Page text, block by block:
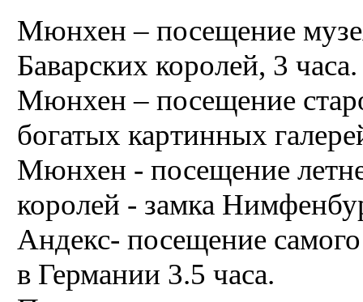
Мюнхен – посещение
Баварских королей, 3 часа.
Мюнхен – посещение
богатых картинных
Мюнхен - посещение
королей - замка
Андекс- посещение
в Германии 3.5 часа.